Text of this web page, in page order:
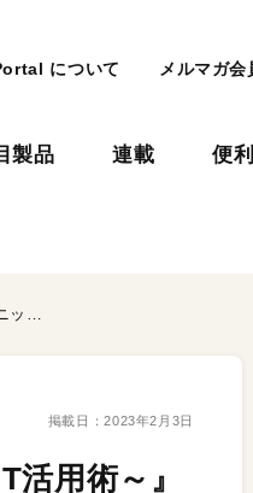
について メルマガ会
製品 連載 便
【Vol.412】『サスティナブル ～持続可能なICT活用術～』新春特別企画 ３ミニッツ祭り（第2回）：iTeachersTV ～教育ICTの実践者たち～
掲載日：2023年2月3日
用術～』